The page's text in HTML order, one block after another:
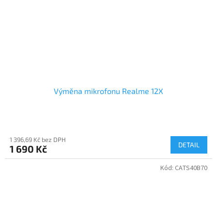
Výměna mikrofonu Realme 12X
1 396,69 Kč bez DPH
1 690 Kč DETAIL
Kód: CATS40B70